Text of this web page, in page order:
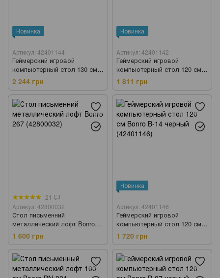
Новинка
Артикул: 42401144
Геймерский игровой
компьютерный стол 130 см
Bonro B-12 серый (42401144)
2 244 грн
Новинка
Артикул: 42401142
Геймерский игровой
компьютерный стол 120 см
Bonro B-10 черный (42401142)
1 811 грн
21
Артикул: 42800032
Стол письменний
металлический лофт Bonro
267 (42800032)
1 600 грн
Новинка
Артикул: 42401146
Геймерский игровой
компьютерный стол 120 см
Bonro B-14 черный (42401146)
1 720 грн